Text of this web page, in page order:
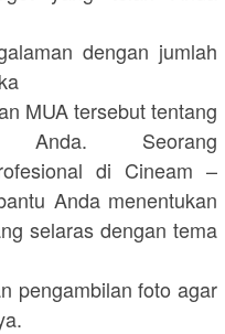
dengan jumlah
MUA tersebut tentang
Anda. Seorang
di Cineam –
Anda menentukan
selaras dengan tema
pengambilan foto agar